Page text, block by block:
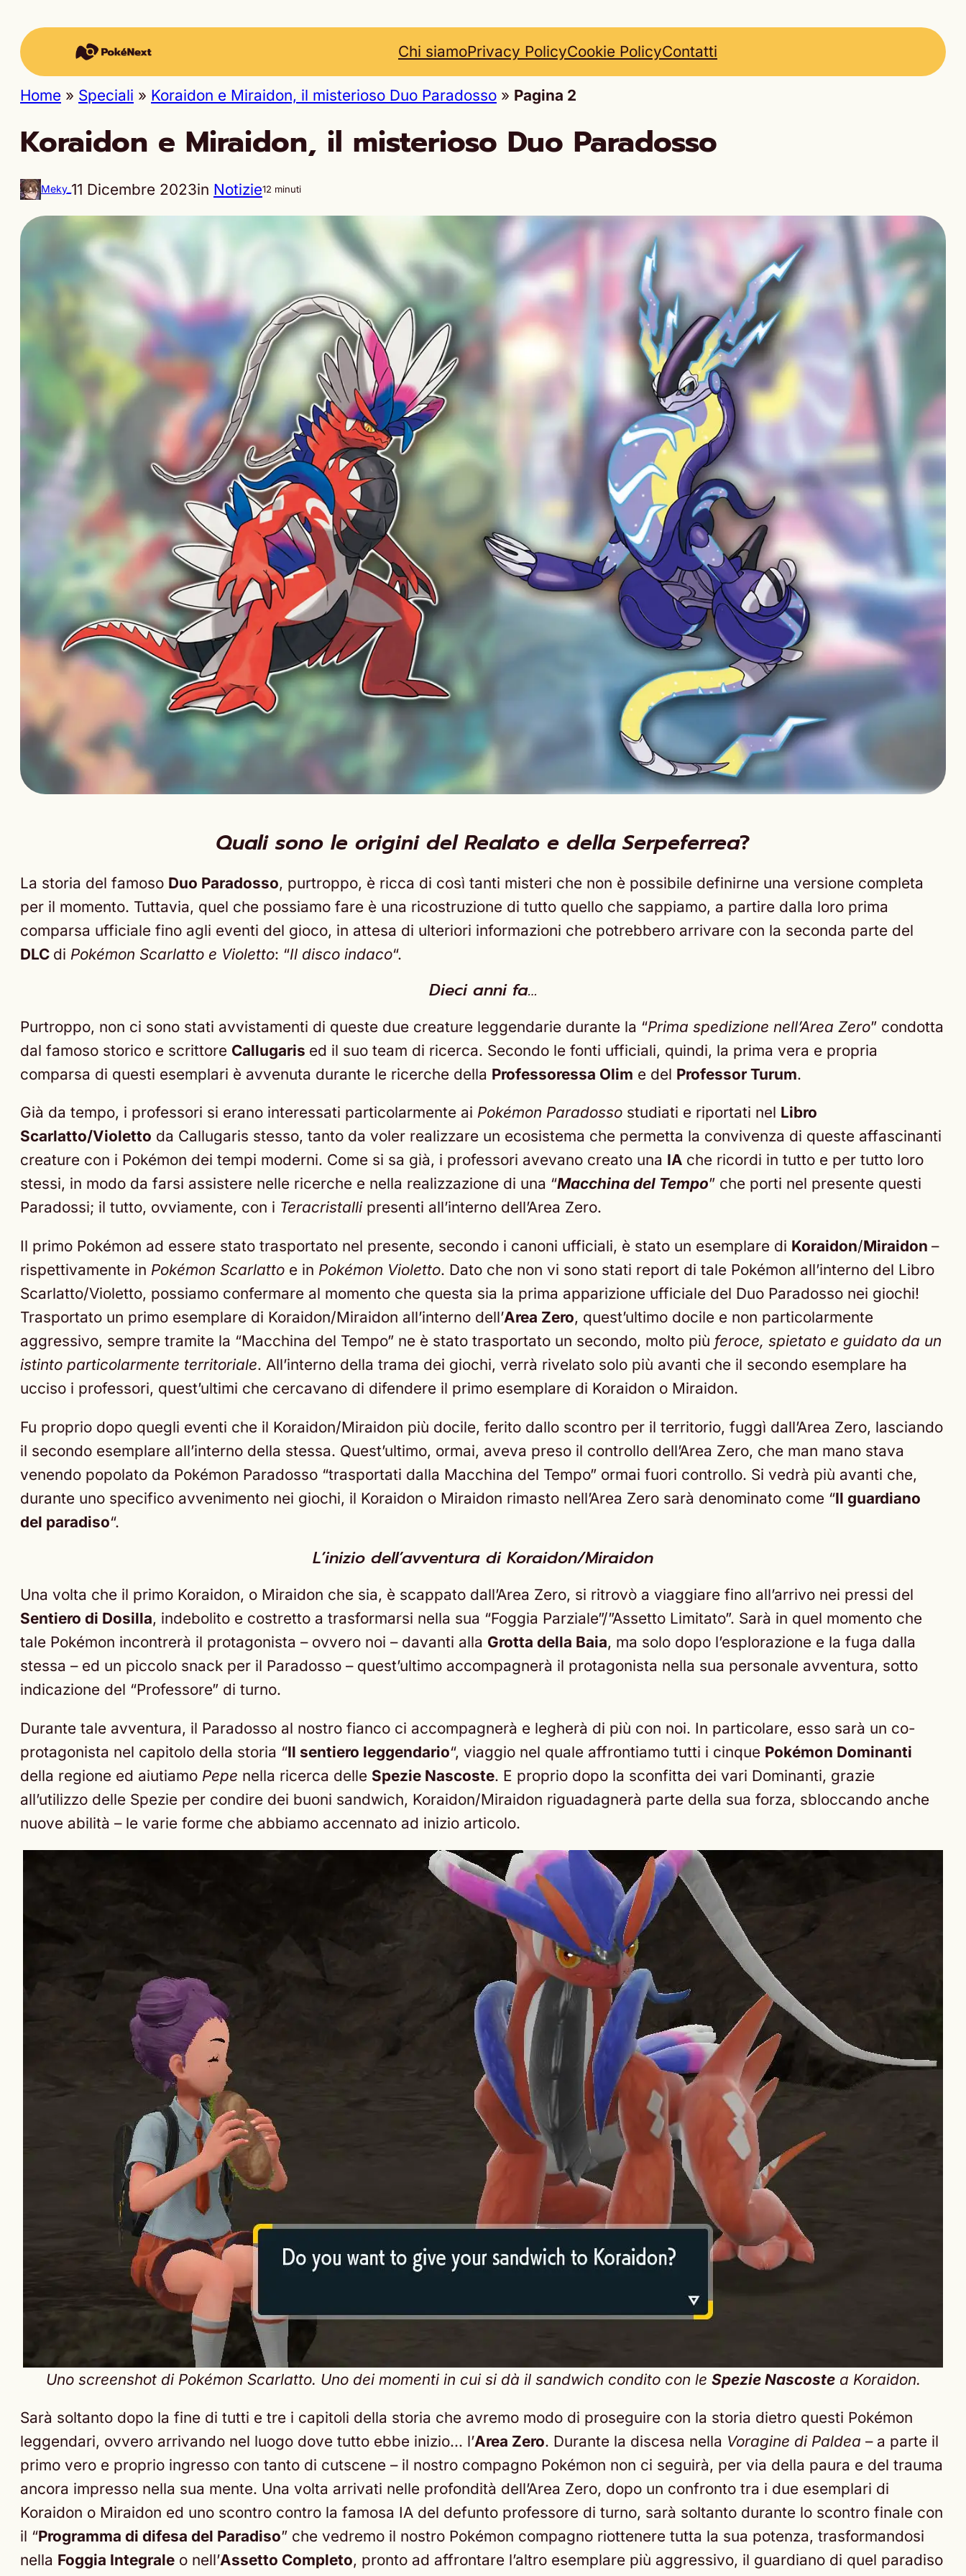
Chi siamoPrivacy PolicyCookie PolicyContatti
Home » Speciali » Koraidon e Miraidon, il misterioso Duo Paradosso » Pagina 2
Koraidon e Miraidon, il misterioso Duo Paradosso
Meky_ 11 Dicembre 2023in Notizie12 minuti
Quali sono le origini del Realato e della Serpeferrea?
La storia del famoso Duo Paradosso, purtroppo, è ricca di così tanti misteri che non è possibile definirne una versione completa
per il momento. Tuttavia, quel che possiamo fare è una ricostruzione di tutto quello che sappiamo, a partire dalla loro prima
comparsa ufficiale fino agli eventi del gioco, in attesa di ulteriori informazioni che potrebbero arrivare con la seconda parte del
DLC di Pokémon Scarlatto e Violetto: “Il disco indaco“.
Dieci anni fa…
Purtroppo, non ci sono stati avvistamenti di queste due creature leggendarie durante la “Prima spedizione nell’Area Zero” condotta
dal famoso storico e scrittore Callugaris ed il suo team di ricerca. Secondo le fonti ufficiali, quindi, la prima vera e propria
comparsa di questi esemplari è avvenuta durante le ricerche della Professoressa Olim e del Professor Turum.
Già da tempo, i professori si erano interessati particolarmente ai Pokémon Paradosso studiati e riportati nel Libro
Scarlatto/Violetto da Callugaris stesso, tanto da voler realizzare un ecosistema che permetta la convivenza di queste affascinanti
creature con i Pokémon dei tempi moderni. Come si sa già, i professori avevano creato una IA che ricordi in tutto e per tutto loro
stessi, in modo da farsi assistere nelle ricerche e nella realizzazione di una “Macchina del Tempo” che porti nel presente questi
Paradossi; il tutto, ovviamente, con i Teracristalli presenti all’interno dell’Area Zero.
Il primo Pokémon ad essere stato trasportato nel presente, secondo i canoni ufficiali, è stato un esemplare di Koraidon/Miraidon –
rispettivamente in Pokémon Scarlatto e in Pokémon Violetto. Dato che non vi sono stati report di tale Pokémon all’interno del Libro
Scarlatto/Violetto, possiamo confermare al momento che questa sia la prima apparizione ufficiale del Duo Paradosso nei giochi!
Trasportato un primo esemplare di Koraidon/Miraidon all’interno dell’Area Zero, quest’ultimo docile e non particolarmente
aggressivo, sempre tramite la “Macchina del Tempo” ne è stato trasportato un secondo, molto più feroce, spietato e guidato da un
istinto particolarmente territoriale. All’interno della trama dei giochi, verrà rivelato solo più avanti che il secondo esemplare ha
ucciso i professori, quest’ultimi che cercavano di difendere il primo esemplare di Koraidon o Miraidon.
Fu proprio dopo quegli eventi che il Koraidon/Miraidon più docile, ferito dallo scontro per il territorio, fuggì dall’Area Zero, lasciando
il secondo esemplare all’interno della stessa. Quest’ultimo, ormai, aveva preso il controllo dell’Area Zero, che man mano stava
venendo popolato da Pokémon Paradosso “trasportati dalla Macchina del Tempo” ormai fuori controllo. Si vedrà più avanti che,
durante uno specifico avvenimento nei giochi, il Koraidon o Miraidon rimasto nell’Area Zero sarà denominato come “Il guardiano
del paradiso“.
L’inizio dell’avventura di Koraidon/Miraidon
Una volta che il primo Koraidon, o Miraidon che sia, è scappato dall’Area Zero, si ritrovò a viaggiare fino all’arrivo nei pressi del
Sentiero di Dosilla, indebolito e costretto a trasformarsi nella sua “Foggia Parziale”/”Assetto Limitato”. Sarà in quel momento che
tale Pokémon incontrerà il protagonista – ovvero noi – davanti alla Grotta della Baia, ma solo dopo l’esplorazione e la fuga dalla
stessa – ed un piccolo snack per il Paradosso – quest’ultimo accompagnerà il protagonista nella sua personale avventura, sotto
indicazione del “Professore” di turno.
Durante tale avventura, il Paradosso al nostro fianco ci accompagnerà e legherà di più con noi. In particolare, esso sarà un co-
protagonista nel capitolo della storia “Il sentiero leggendario“, viaggio nel quale affrontiamo tutti i cinque Pokémon Dominanti
della regione ed aiutiamo Pepe nella ricerca delle Spezie Nascoste. E proprio dopo la sconfitta dei vari Dominanti, grazie
all’utilizzo delle Spezie per condire dei buoni sandwich, Koraidon/Miraidon riguadagnerà parte della sua forza, sbloccando anche
nuove abilità – le varie forme che abbiamo accennato ad inizio articolo.
Uno screenshot di Pokémon Scarlatto. Uno dei momenti in cui si dà il sandwich condito con le Spezie Nascostea Koraidon.
Sarà soltanto dopo la fine di tutti e tre i capitoli della storia che avremo modo di proseguire con la storia dietro questi Pokémon
leggendari, ovvero arrivando nel luogo dove tutto ebbe inizio… l’Area Zero. Durante la discesa nella Voragine di Paldea – a parte il
primo vero e proprio ingresso con tanto di cutscene – il nostro compagno Pokémon non ci seguirà, per via della paura e del trauma
ancora impresso nella sua mente. Una volta arrivati nelle profondità dell’Area Zero, dopo un confronto tra i due esemplari di
Koraidon o Miraidon ed uno scontro contro la famosa IA del defunto professore di turno, sarà soltanto durante lo scontro finale con
il “Programma di difesa del Paradiso” che vedremo il nostro Pokémon compagno riottenere tutta la sua potenza, trasformandosi
nella Foggia Integrale o nell’Assetto Completo, pronto ad affrontare l’altro esemplare più aggressivo, il guardiano di quel paradiso